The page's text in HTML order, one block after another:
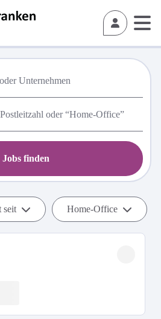
Jobs finden
seit Home-Office